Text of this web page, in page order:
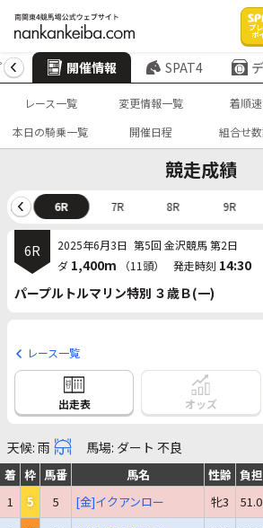
プ
ポ
開催情報 SPAT4
レース一覧 変更情報一覧 着順
本日の騎乗一覧
開催日程 組合せ
競走成績
6R 7R 8R 9R
6R 2025年6月3日 第5回 金沢競馬 第2日
ダ 1,400m （11頭） 発走時刻 14:30
パープルトルマリン特別 ３歳Ｂ(一)
レース一覧
出走表 オッズ
天候: 雨 馬場: ダート 不良
着 枠 馬番 馬名 性齢 負担
1
5 5 [金]イクアンロー 牝3 51.0